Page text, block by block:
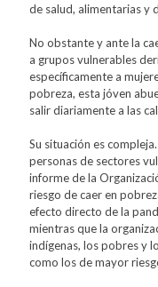
de salud, alimentarias y
No obstante y ante la
a grupos vulnerables
específicamente a
pobreza, esta jóven
salir diariamente a las
Su situación es
personas de sectores
informe de la
riesgo de caer en
efecto directo de la
mientras que la
indígenas, los pobres y
como los de mayor